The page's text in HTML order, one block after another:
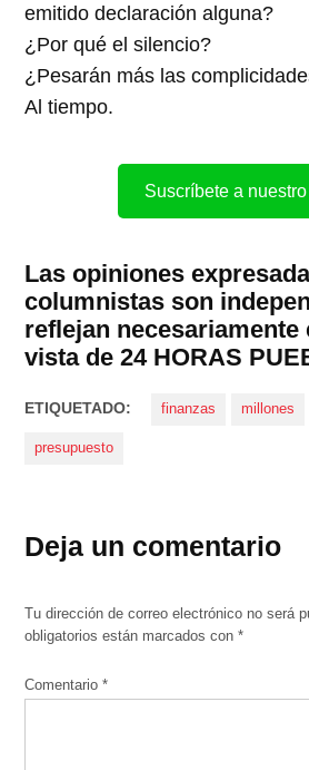
emitido declaración alguna?
¿Por qué el silencio?
¿Pesarán más las
Al tiempo.
Suscríbete a nuestro
Las opiniones
columnistas son
reflejan necesariamente
vista de 24 HORAS
ETIQUETADO: finanzas millones
presupuesto
Deja un comentario
Tu dirección de correo electrónico no será
obligatorios están marcados con*
Comentario*